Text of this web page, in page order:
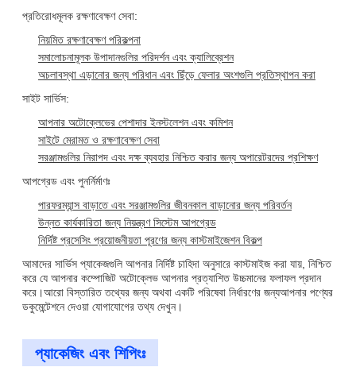
প্রতিরোধমূলক রক্ষণাবেক্ষণ সেবা:
নিয়মিত রক্ষণাবেক্ষণ পরিকল্পনা
সমালোচনামূলক উপাদানগুলির পরিদর্শন এবং ক্যালিব্রেশন
অচলাবস্থা এড়ানোর জন্য পরিধান এবং ছিঁড়ে ফেলার অংশগুলি প্রতিস্থাপন করা
সাইট সার্ভিস:
আপনার অটোক্লেভের পেশাদার ইনস্টলেশন এবং কমিশন
সাইটে মেরামত ও রক্ষণাবেক্ষণ সেবা
সরঞ্জামগুলির নিরাপদ এবং দক্ষ ব্যবহার নিশ্চিত করার জন্য অপারেটরদের প্রশিক্ষণ
আপগ্রেড এবং পুনর্নির্মাণঃ
পারফরম্যান্স বাড়াতে এবং সরঞ্জামগুলির জীবনকাল বাড়ানোর জন্য পরিবর্তন
উন্নত কার্যকারিতা জন্য নিয়ন্ত্রণ সিস্টেম আপগ্রেড
নির্দিষ্ট প্রসেসিং প্রয়োজনীয়তা পূরণের জন্য কাস্টমাইজেশন বিকল্প
আমাদের সার্ভিস প্যাকেজগুলি আপনার নির্দিষ্ট চাহিদা অনুসারে কাস্টমাইজ করা যায়, নিশ্চিত
করে যে আপনার কম্পোজিট অটোক্লেভ আপনার প্রত্যাশিত উচ্চমানের ফলাফল প্রদান
করে।আরো বিস্তারিত তথ্যের জন্য অথবা একটি পরিষেবা নির্ধারণের জন্যআপনার পণ্যের
ডকুমেন্টেশনে দেওয়া যোগাযোগের তথ্য দেখুন।
প্যাকেজিং এবং শিপিংঃ